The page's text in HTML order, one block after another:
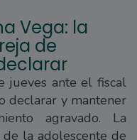
Vega: la
de
jueves ante el fiscal
declarar y mantener
agravado. La
la adolescente de